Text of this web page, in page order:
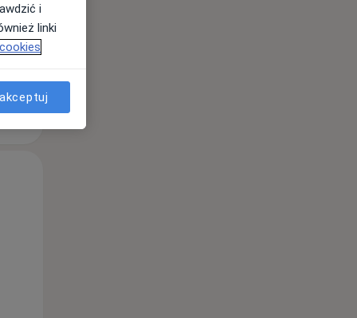
i
linki